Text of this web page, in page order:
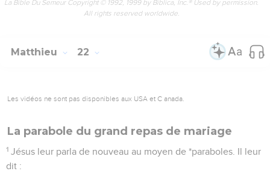
La Bible Du Semeur Copyright © 1992, 1999 by Biblica, Inc.® Used by permission.
All rights reserved worldwide.
Matthieu 22
Les vidéos ne sont pas disponibles aux USA et C anada.
La parabole du grand repas de mariage
1 Jésus leur parla de nouveau au moyen de *paraboles. Il leur
dit :